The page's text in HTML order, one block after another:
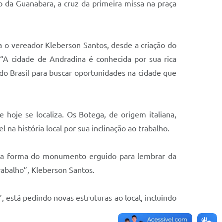
Guanabara, a cruz da primeira missa na praça
vereador Kleberson Santos, desde a criação do
cidade de Andradina é conhecida por sua rica
Brasil para buscar oportunidades na cidade que
hoje se localiza. Os Botega, de origem italiana,
na história local por sua inclinação ao trabalho.
forma do monumento erguido para lembrar da
Kleberson Santos.
está pedindo novas estruturas ao local, incluindo